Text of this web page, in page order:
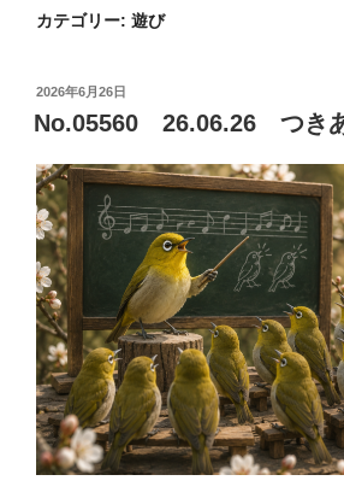
カテゴリー: 遊び
投
稿
日:
2026年6月26日
No.05560 26.06.26 つき